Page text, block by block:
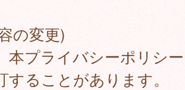
の変更)
本プライバシーポリシ
することがあります。